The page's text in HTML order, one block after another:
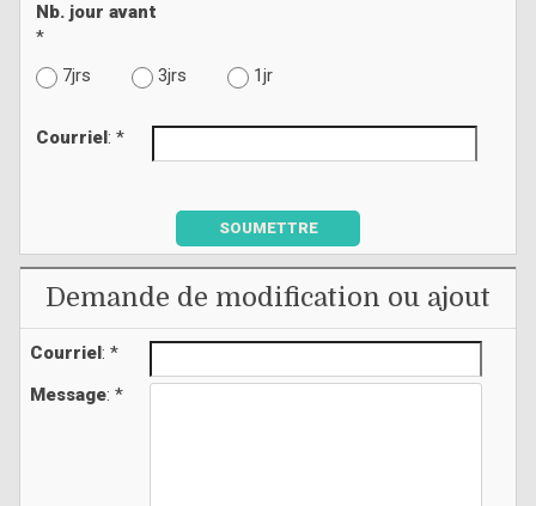
Nb. jour avant
*
7jrs
3jrs 1jr
Courriel : *
SOUMETTRE
Demande de modification ou ajout
Courriel: *
Message: *